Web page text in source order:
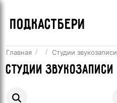
ПОДКАСТБЕРИ
Главная Студии звукозаписи
Студии звукозаписи